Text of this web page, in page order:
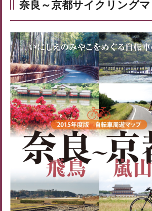
奈良～京都サイクリング